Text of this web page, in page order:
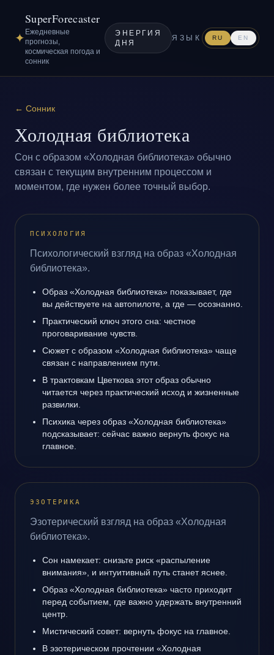
✦
SuperForecaster
Ежедневные
прогнозы,
космическая погода и
сонник
ЭНЕРГИЯ
ДНЯ
ЯЗЫК RU EN
← Сонник
Холодная библиотека
Сон с образом «Холодная библиотека» обычно
связан с текущим внутренним процессом и
моментом, где нужен более точный выбор.
ПСИХОЛОГИЯ
Психологический взгляд на образ «Холодная
библиотека».
Образ «Холодная библиотека» показывает, где
вы действуете на автопилоте, а где — осознанно.
Практический ключ этого сна: честное
проговаривание чувств.
Сюжет с образом «Холодная библиотека» чаще
связан с направлением пути.
В трактовкам Цветкова этот образ обычно
читается через практический исход и жизненные
развилки.
Психика через образ «Холодная библиотека»
подсказывает: сейчас важно вернуть фокус на
главное.
ЭЗОТЕРИКА
Эзотерический взгляд на образ «Холодная
библиотека».
Сон намекает: снизьте риск «распыление
внимания», и интуитивный путь станет яснее.
Образ «Холодная библиотека» часто приходит
перед событием, где важно удержать внутренний
центр.
Мистический совет: вернуть фокус на главное.
В эзотерическом прочтении «Холодная